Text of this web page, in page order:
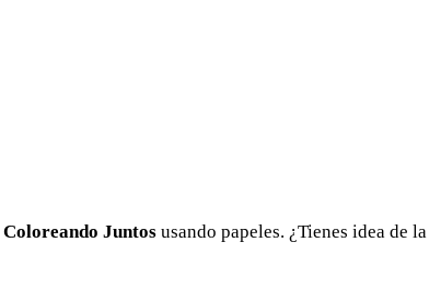
Coloreando Juntos usando papeles. ¿Tienes idea de la